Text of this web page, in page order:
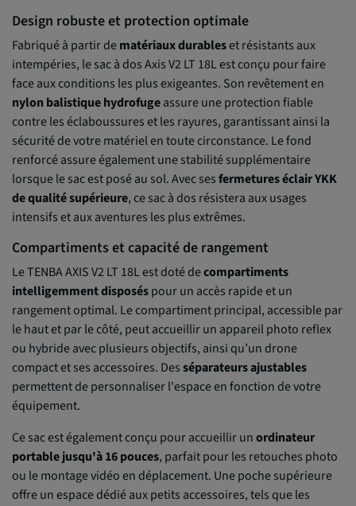
Design robuste et protection optimale
Fabriqué à partir dematériaux durableset résistants aux
intempéries, le sac à dos Axis V2 LT 18L est conçu pour faire
face aux conditions les plus exigeantes. Son revêtement en
nylon balistique hydrofugeassure une protection fiable
contre les éclaboussures et les rayures, garantissant ainsi la
sécurité de votre matériel en toute circonstance. Le fond
renforcé assure également une stabilité supplémentaire
lorsque le sac est posé au sol. Avec sesfermetures éclair YKK
de qualité supérieure, ce sac à dos résistera aux usages
intensifs et aux aventures les plus extrêmes.
Compartiments et capacité de rangement
Le TENBA AXIS V2 LT 18L est doté decompartiments
intelligemment disposéspour un accès rapide et un
rangement optimal. Le compartiment principal, accessible par
le haut et par le côté, peut accueillir un appareil photo reflex
ou hybride avec plusieurs objectifs, ainsi qu’un drone
compact et ses accessoires. Desséparateurs ajustables
permettent de personnaliser l'espace en fonction de votre
équipement.
Ce sac est également conçu pour accueillir unordinateur
portable jusqu'à 16 pouces, parfait pour les retouches photo
ou le montage vidéo en déplacement. Une poche supérieure
offre un espace dédié aux petits accessoires, tels que les